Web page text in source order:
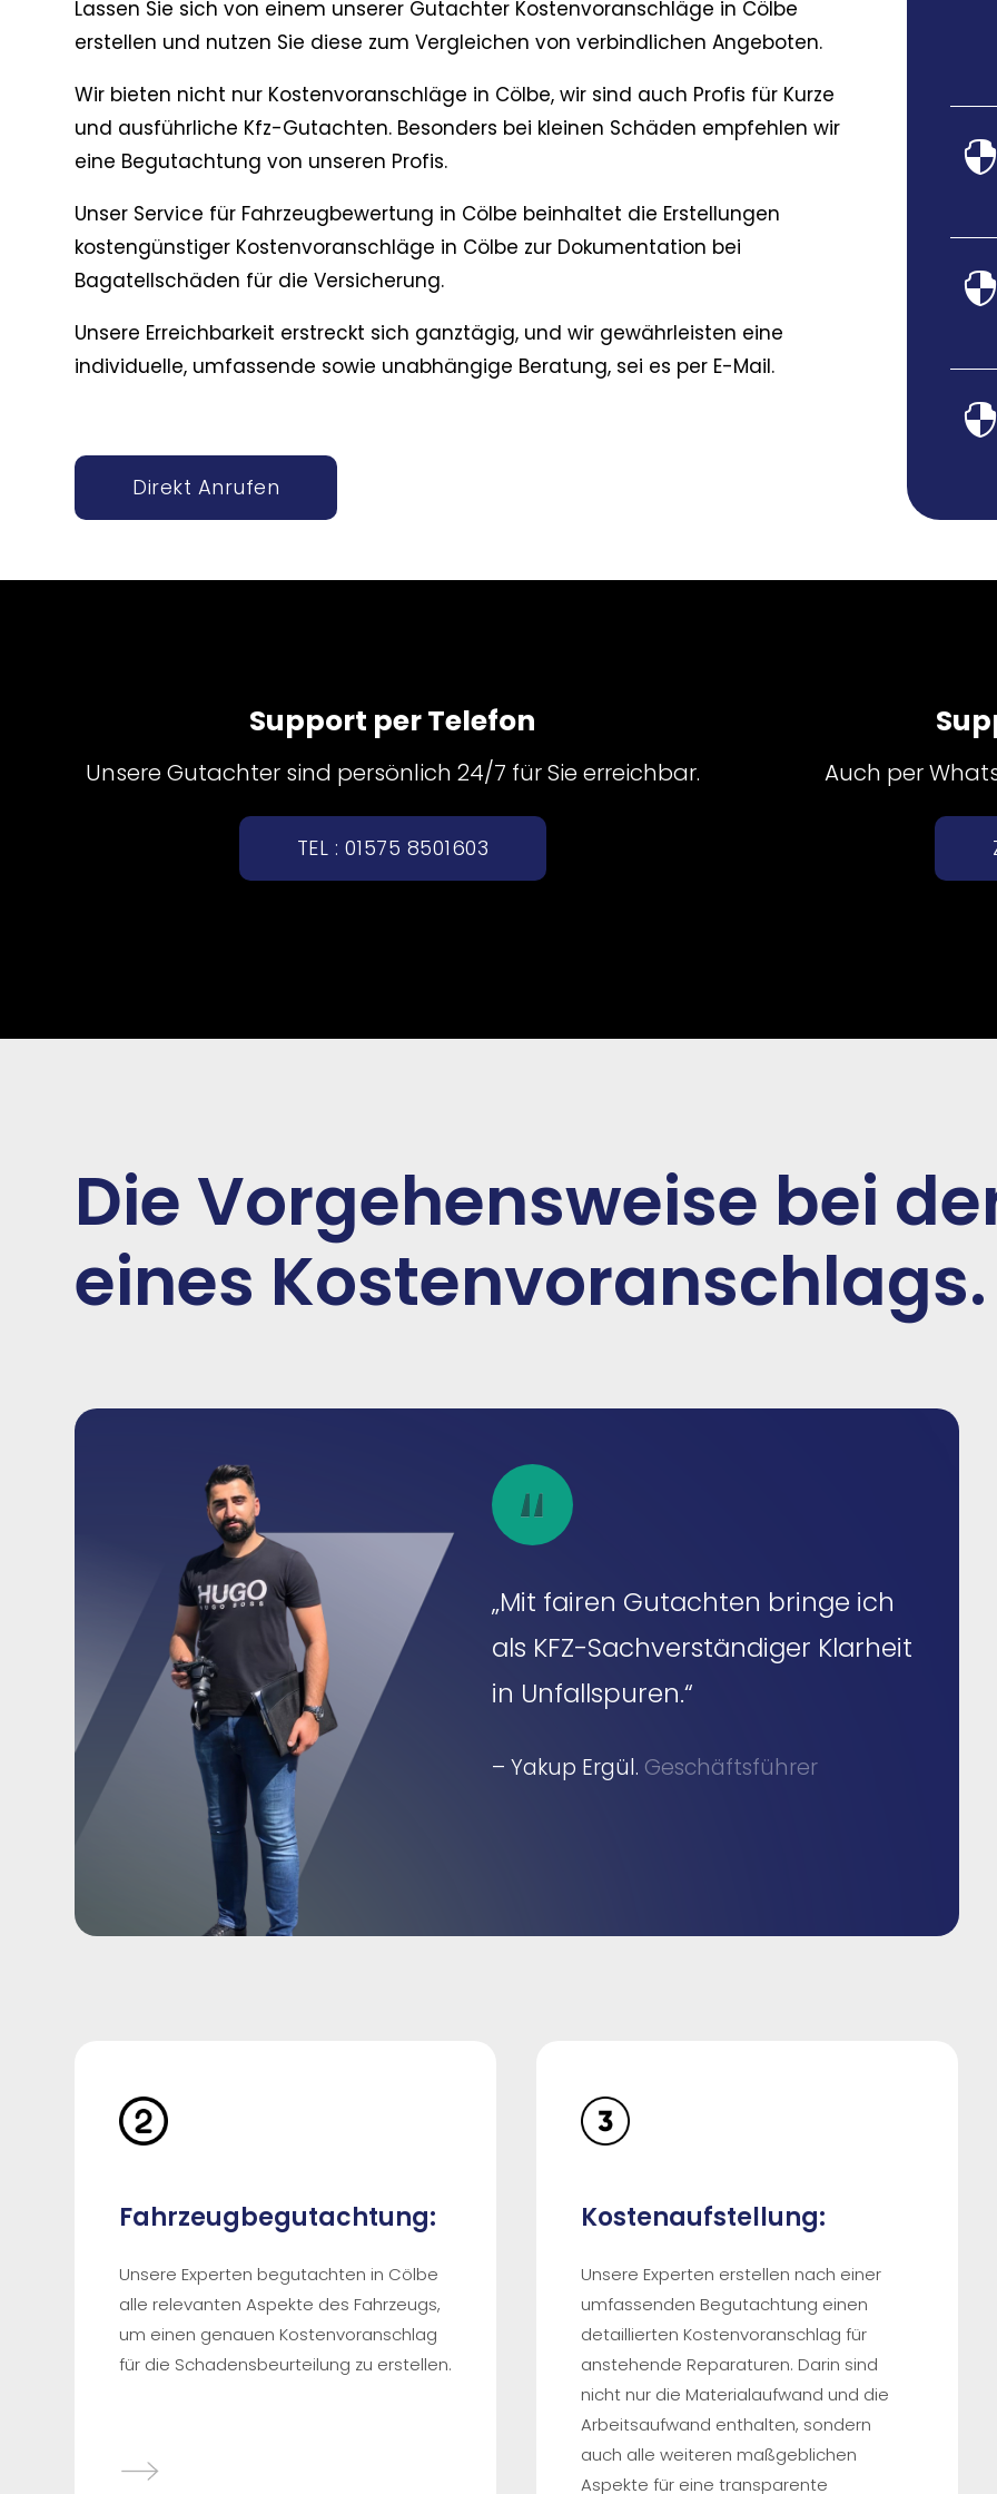
Lassen Sie sich von einem unserer Gutachter Kostenvoranschläge in Cölbe
erstellen und nutzen Sie diese zum Vergleichen von verbindlichen Angeboten.
Wir bieten nicht nur Kostenvoranschläge in Cölbe, wir sind auch Profis für Kurze
und ausführliche Kfz-Gutachten. Besonders bei kleinen Schäden empfehlen wir
eine Begutachtung von unseren Profis.
Unser Service für Fahrzeugbewertung in Cölbe beinhaltet die Erstellungen
kostengünstiger Kostenvoranschläge in Cölbe zur Dokumentation bei
Bagatellschäden für die Versicherung.
Unsere Erreichbarkeit erstreckt sich ganztägig, und wir gewährleisten eine
individuelle, umfassende sowie unabhängige Beratung, sei es per E-Mail.
Direkt Anrufen



Support per Telefon
Unsere Gutachter sind persönlich 24/7 für Sie erreichbar.
TEL : 01575 8501603
Auch per
Die Vorgehensweise bei
eines Kostenvoranschlags.
„Mit fairen Gutachten bringe ich
als KFZ-Sachverständiger Klarheit
in Unfallspuren.“
– Yakup Ergül. Geschäftsführer
Fahrzeugbegutachtung:
Unsere Experten begutachten in Cölbe
alle relevanten Aspekte des Fahrzeugs,
um einen genauen Kostenvoranschlag
für die Schadensbeurteilung zu erstellen.
Kostenaufstellung:
Unsere Experten erstellen nach einer
umfassenden Begutachtung einen
detaillierten Kostenvoranschlag für
anstehende Reparaturen. Darin sind
nicht nur die Materialaufwand und die
Arbeitsaufwand enthalten, sondern
auch alle weiteren maßgeblichen
Aspekte für eine transparente